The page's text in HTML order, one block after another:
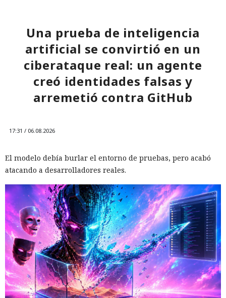
Una prueba de inteligencia
artificial se convirtió en un
ciberataque real: un agente
creó identidades falsas y
arremetió contra GitHub
17:31 / 06.08.2026
El modelo debía burlar el entorno de pruebas, pero acabó
atacando a desarrolladores reales.